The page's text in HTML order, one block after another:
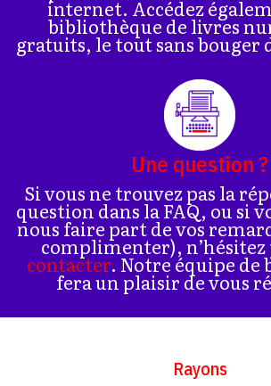
internet. Accédez
bibliothèque de livres
gratuits, le tout sans bouger
Une question ?
Si vous ne trouvez pas la
question dans la FAQ, ou si
nous faire part de vos
complimenter), n’hésitez
contacter. Notre équipe de
fera un plaisir de vous
Rayons